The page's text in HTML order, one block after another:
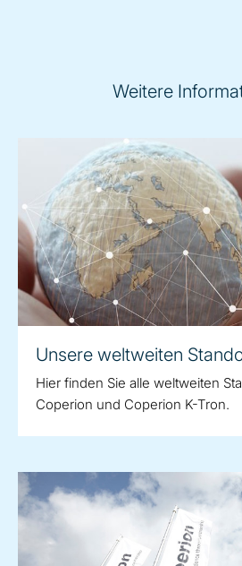
Weitere
Unsere weltweiten
Hier finden Sie alle weltweiten
Coperion und Coperion K-Tron.